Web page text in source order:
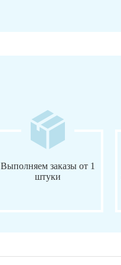
Выполняем заказы от 1
штуки